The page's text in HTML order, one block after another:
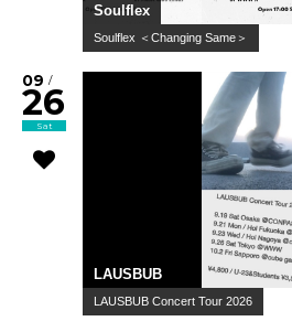
Soulflex
Soulflex ＜Changing Same＞
09 /
26
Sat
LAUSBUB
LAUSBUB Concert Tour 2026